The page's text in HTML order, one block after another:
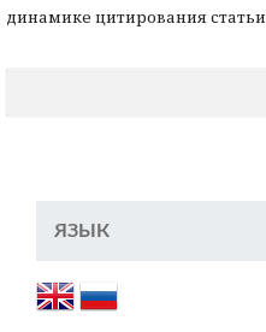
динамике цитирования статьи
ЯЗЫК